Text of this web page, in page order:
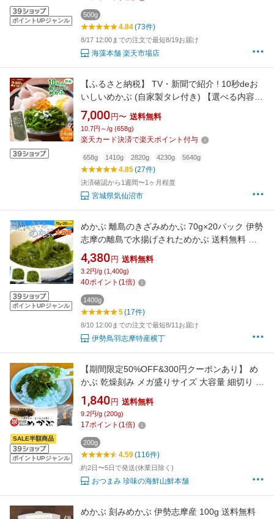
ポイントUPジャンル
500g
4.84(73件)
8/17 12:00までの注文で最短8/19お届け
海藻本舗 楽天市場店
【ふるさと納税】 TV・新聞で紹介 ! 10秒deお
いしいめかぶ (自家製タレ付き) 【選べる内容】
[丸繁商店 宮城県 気仙沼市 20563506] 海藻 三
陸 三陸産 雌株 めかぶ メカブ 無添加 タレ付き
冷蔵 14日間 30日間 60日間 90日間 120日間
7,000 円〜 送料無料
10.7円～/g (658g)
楽天カード決済で楽天ポイント付与
658g 1410g 2820g 4230g 5640g
4.85(27件)
決済確認から1週間〜1ヶ月程度
宮城県気仙沼市
ポイントUPジャンル
めかぶ 離島のきざみめかぶ 70g×20パック 伊勢
志摩の離島で水揚げされためかぶ 送料無料 メ
カブ 海藻 湯通し済み 瞬間冷凍
4,380 円 送料無料
3.2円/g (1,400g)
40ポイント (1倍)
1400g
5(17件)
8/10 12:00までの注文で最短8/11お届け
伊勢鳥羽志摩特産横丁
SALE半額商品
ポイントUPジャンル
【期間限定50%OFF&300円クーポンあり】 め
かぶ 乾燥刻み メガ盛りサイズ 大容量 細切り 無
添加食品 きざみめかぶ わかめ ご飯のお供 ご飯
のおとも メカブ 腸活 水溶性食物繊維 海藻 備蓄
保存食 常温食品 芽かぶ 雌株 みそ汁 実用的 ギ
1,840 円 送料無料
9.2円/g (200g)
17ポイント (1倍)
200g
4.59(116件)
約2日〜5日で発送(休業日除く)
おつまみ 珍味の海鮮山鮮本舗
めかぶ 刻みめかぶ 伊勢志摩産 100g 送料無料